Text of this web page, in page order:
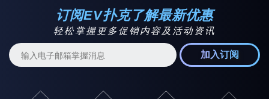
订阅EV扑克了解最新优惠
轻松掌握更多促销内容及活动资讯
加入订阅